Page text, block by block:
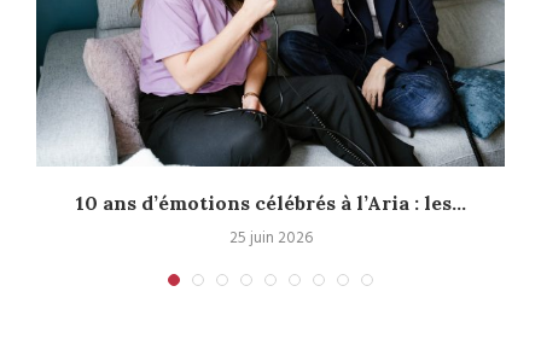
10 ans d’émotions célébrés à l’Aria : les...
25 juin 2026